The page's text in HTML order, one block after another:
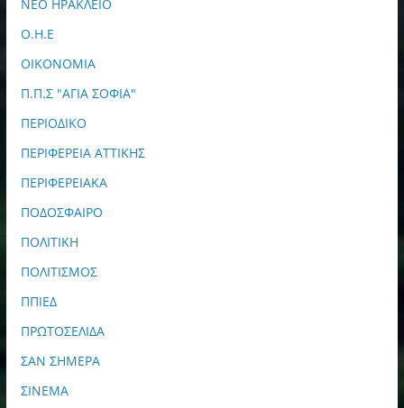
ΝΕΟ ΗΡΑΚΛΕΙΟ
Ο.Η.Ε
ΟΙΚΟΝΟΜΙΑ
Π.Π.Σ "ΑΓΙΑ ΣΟΦΙΑ"
ΠΕΡΙΟΔΙΚΟ
ΠΕΡΙΦΕΡΕΙΑ ΑΤΤΙΚΗΣ
ΠΕΡΙΦΕΡΕΙΑΚΑ
ΠΟΔΟΣΦΑΙΡΟ
ΠΟΛΙΤΙΚΗ
ΠΟΛΙΤΙΣΜΟΣ
ΠΠΙΕΔ
ΠΡΩΤΟΣΕΛΙΔΑ
ΣΑΝ ΣΗΜΕΡΑ
ΣΙΝΕΜΑ